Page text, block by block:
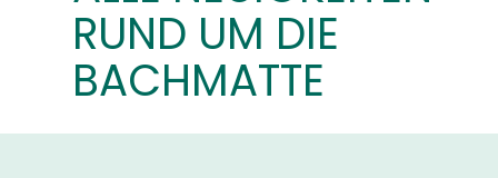
RUND UM DIE
BACHMATTE